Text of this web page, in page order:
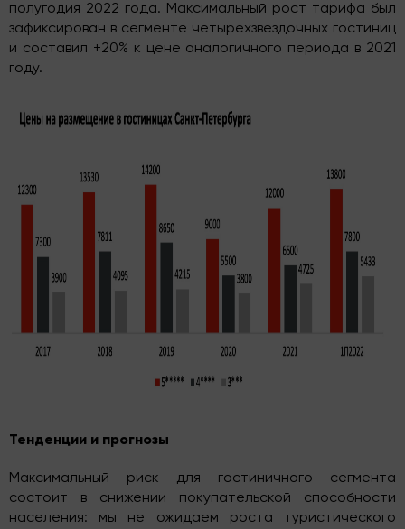
полугодия 2022 года. Максимальный рост тарифа был
зафиксирован в сегменте четырехзвездочных гостиниц
и составил +20% к цене аналогичного периода в 2021
году.
Тенденции и прогнозы
Максимальный риск для гостиничного сегмента
состоит в снижении покупательской способности
населения: мы не ожидаем роста туристического